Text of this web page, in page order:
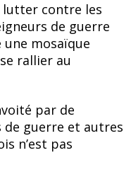
lutter contre les
de guerre
mosaïque
rallier au
par de
de guerre et autres
n’est pas